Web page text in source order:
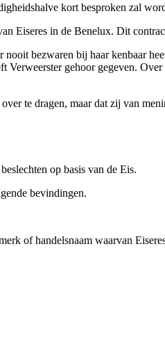
kort besproken zal
Eiseres in de Benelux. Dit
bezwaren bij haar kenbaar
Verweerster gehoor gegeven.
te dragen, maar dat zij van
op basis van de Eis.
bevindingen.
of handelsnaam waarvan